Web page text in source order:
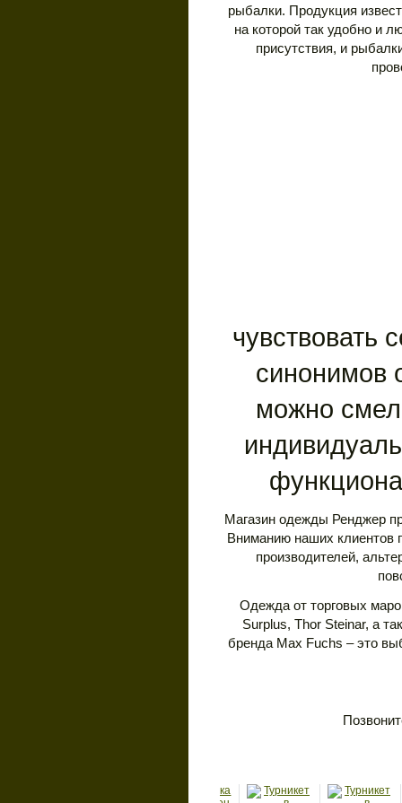
рыбалки. Продукция
на которой так удобно и
присутствия, и
чувствовать
синонимов
можно
Магазин одежды Ренджер
Вниманию наших клиентов
производителей,
Одежда от торговых
Surplus, Thor Steinar, а
бренда Max Fuchs – это